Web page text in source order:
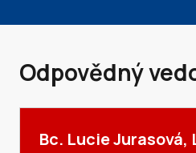
Odpovědný
Bc. Lucie Jurasová,